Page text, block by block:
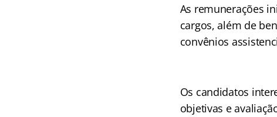
As remunerações
cargos, além de
convênios
Os candidatos
objetivas e